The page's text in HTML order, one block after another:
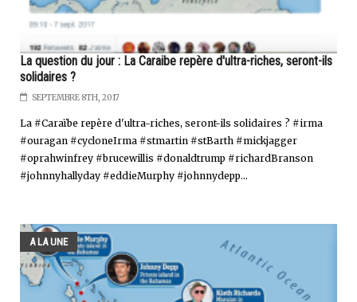
La question du jour : La Caraibe repère d'ultra-riches, seront-ils
solidaires ?
SEPTEMBRE 8TH, 2017
La #Caraïbe repère d'ultra-riches, seront-ils solidaires ? #irma
#ouragan #cycloneIrma #stmartin #stBarth #mickjagger
#oprahwinfrey #brucewillis #donaldtrump #richardBranson
#johnnyhallyday #eddieMurphy #johnnydepp...
A LA UNE